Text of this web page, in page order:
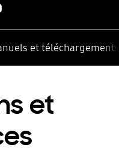
et téléchargements
et